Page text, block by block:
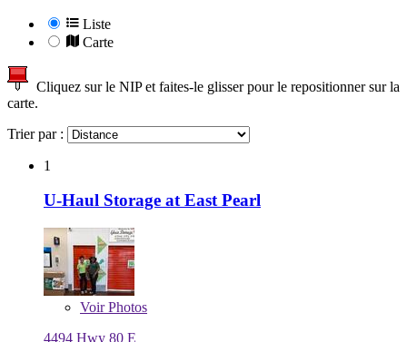
Liste
Carte
Cliquez sur le NIP et faites-le glisser pour le repositionner sur la
carte.
Trier par :
1
U-Haul Storage at East Pearl
VoirPhotos
4494 Hwy 80 E